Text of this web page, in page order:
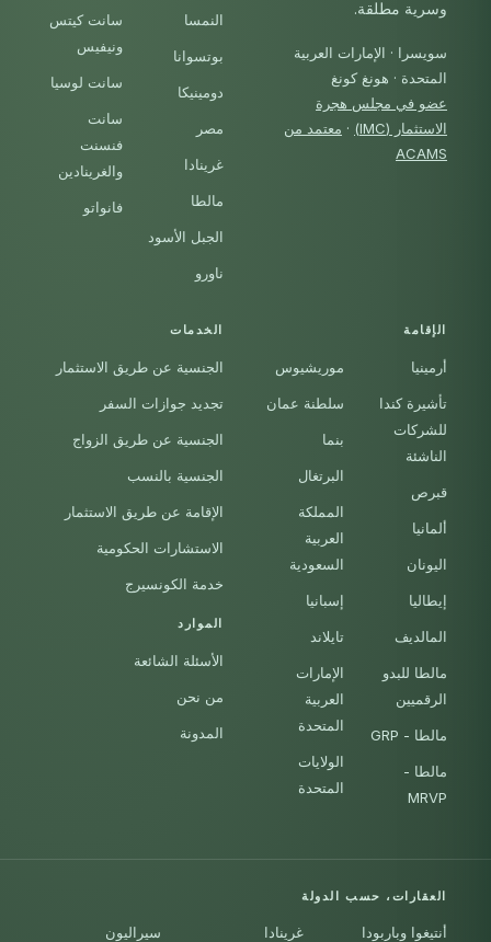
وسرية مطلقة.
سويسرا · الإمارات العربية
المتحدة · هونغ كونغ
عضو في مجلس هجرة
الاستثمار (IMC)
· معتمد من
ACAMS
النمسا
بوتسوانا
دومينيكا
مصر
غرينادا
مالطا
الجبل الأسود
ناورو
سانت كيتس
ونيفيس
سانت لوسيا
سانت
فنسنت
والغرينادين
فانواتو
الإقامة
أرمينيا
تأشيرة كندا
للشركات
الناشئة
قبرص
ألمانيا
اليونان
إيطاليا
المالديف
مالطا للبدو
الرقميين
مالطا - GRP
مالطا -
MRVP
موريشيوس
سلطنة عمان
بنما
البرتغال
المملكة
العربية
السعودية
إسبانيا
تايلاند
الإمارات
العربية
المتحدة
الولايات
المتحدة
الخدمات
الجنسية عن طريق الاستثمار
تجديد جوازات السفر
الجنسية عن طريق الزواج
الجنسية بالنسب
الإقامة عن طريق الاستثمار
الاستشارات الحكومية
خدمة الكونسيرج
الموارد
الأسئلة الشائعة
من نحن
المدونة
العقارات، حسب الدولة
أنتيغوا وباربودا غرينادا سيراليون